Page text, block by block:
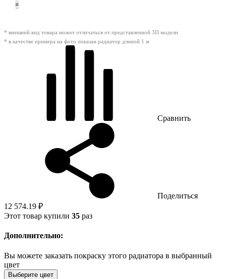
* внешний вид товара может отличаться от представленной 3D модели
* в качестве примера на фото показан радиатор длиной 1 м
Сравнить
Поделиться
12 574.19 ₽
Этот товар купили 35 раз
Дополнительно:
Вы можете заказать покраску этого радиатора в выбранный
цвет
Выберите цвет